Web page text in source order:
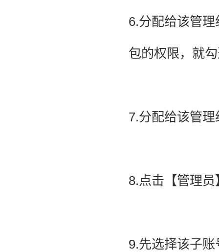
6.分配给该管
包的权限，就
7.分配给该管
8.点击【管理
9.先选择该子